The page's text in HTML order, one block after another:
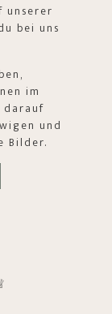
unserer
bei uns
im
darauf
und
Bilder.